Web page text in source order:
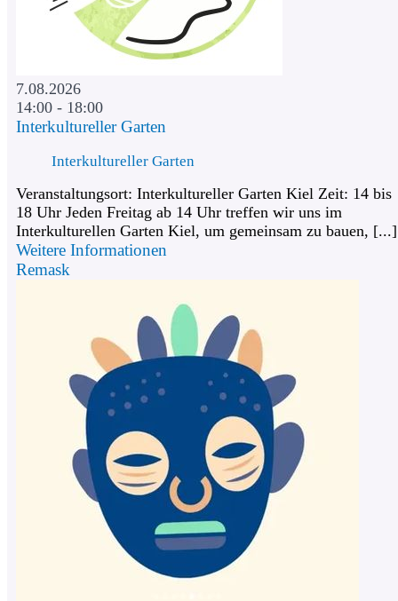
7.08.2026
14:00 - 18:00
Interkultureller Garten
Interkultureller Garten
Veranstaltungsort: Interkultureller Garten Kiel Zeit: 14 bis
18 Uhr Jeden Freitag ab 14 Uhr treffen wir uns im
Interkulturellen Garten Kiel, um gemeinsam zu bauen, [...]
Weitere Informationen
Remask